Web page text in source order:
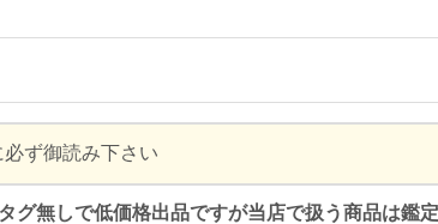
必ず御読み下さい
グ無しで低価格出品ですが当店で扱う商品は鑑定